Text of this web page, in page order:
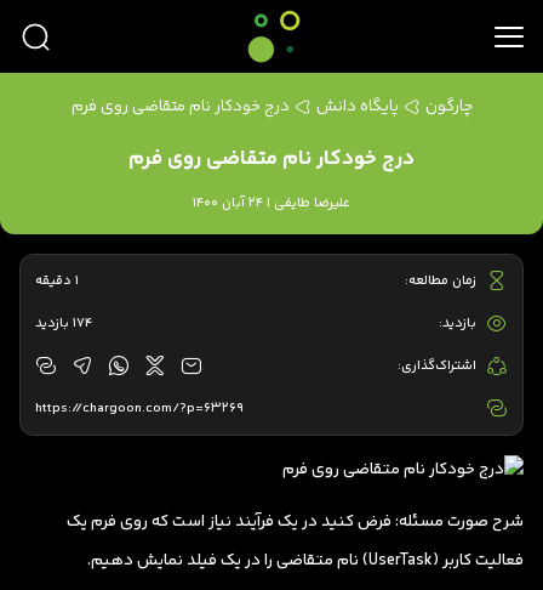
چارگون پایگاه دانش درج خودکار نام متقاضی روی فرم
درج خودکار نام متقاضی روی فرم
علیرضا طایفی | 24 آبان 1400
شرح صورت مسئله: فرض کنید در یک فرآیند نیاز است که روی فرم یک
فعالیت کاربر (UserTask) نام متقاضی را در یک فیلد نمایش دهیم.
زمان مطالعه: 1 دقیقه
بازدید: 174 بازدید
اشتراک‌گذاری:
https://chargoon.com/?p=63269